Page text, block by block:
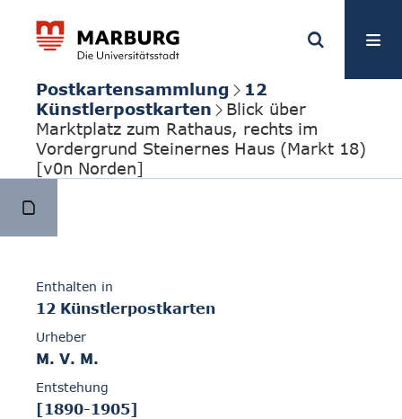
Postkartensammlung
12
Künstlerpostkarten
Blick über
Marktplatz zum Rathaus, rechts im
Vordergrund Steinernes Haus (Markt 18)
[v0n Norden]
Enthalten in
12 Künstlerpostkarten
Urheber
M. V. M.
Entstehung
[1890-1905]